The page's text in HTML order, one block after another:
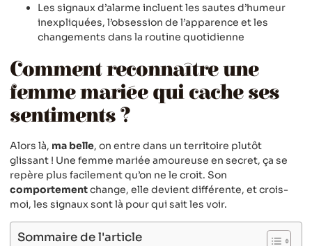
Les signaux d’alarme incluent les sautes d’humeur
inexpliquées, l’obsession de l’apparence et les
changements dans la routine quotidienne
Comment reconnaître une
femme mariée qui cache ses
sentiments ?
Alors là, ma belle, on entre dans un territoire plutôt
glissant ! Une femme mariée amoureuse en secret, ça se
repère plus facilement qu’on ne le croit. Son
comportementchange, elle devient différente, et crois-
moi, les signaux sont là pour qui sait les voir.
Sommaire de l'article